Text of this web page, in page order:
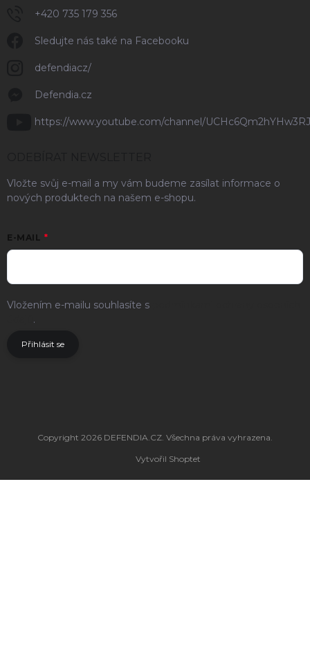
+420 735 179 356
Sledujte nás také na Facebooku
defendiacz/
Defendia.cz
https://www.youtube.com/channel/
Vložte svůj e-mail a my vám budeme zasílat informace o
nových produktech na našem e-shopu.
E-MAIL
Vložením e-mailu souhlasíte s
.
Přihlásit se
Vytvořil Shoptet
Copyright 2026 DEFENDIA.CZ. Všechna práva vyhrazena.